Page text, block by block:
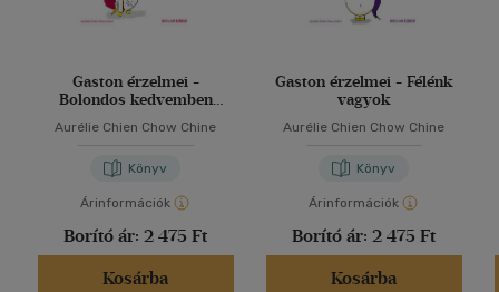
Gaston érzelmei -
Bolondos kedvemben
Aurélie Chien Chow Chine
Könyv
Árinformációk
Borító ár: 2 475 Ft
Kosárba
Gaston érzelmei - Félénk
vagyok
Aurélie Chien Chow Chine
Könyv
Árinformációk
Borító ár: 2 475 Ft
Kosárba